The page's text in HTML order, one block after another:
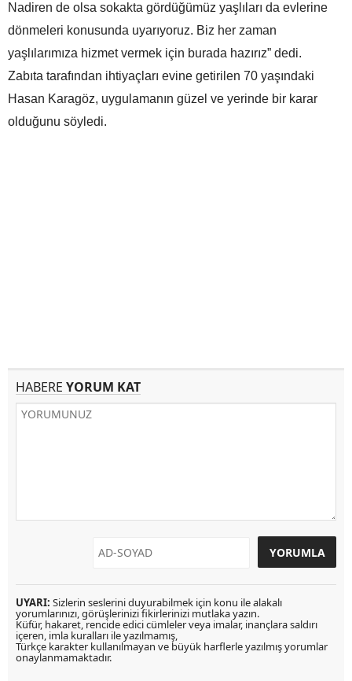
Nadiren de olsa sokakta gördüğümüz yaşlıları da evlerine
dönmeleri konusunda uyarıyoruz. Biz her zaman
yaşlılarımıza hizmet vermek için burada hazırız” dedi.
Zabıta tarafından ihtiyaçları evine getirilen 70 yaşındaki
Hasan Karagöz, uygulamanın güzel ve yerinde bir karar
olduğunu söyledi.
HABERE YORUM KAT
UYARI: Sizlerin seslerini duyurabilmek için konu ile alakalı
yorumlarınızı, görüşlerinizi fikirlerinizi mutlaka yazın.
Küfür, hakaret, rencide edici cümleler veya imalar, inançlara saldırı
içeren, imla kuralları ile yazılmamış,
Türkçe karakter kullanılmayan ve büyük harflerle yazılmış yorumlar
onaylanmamaktadır.